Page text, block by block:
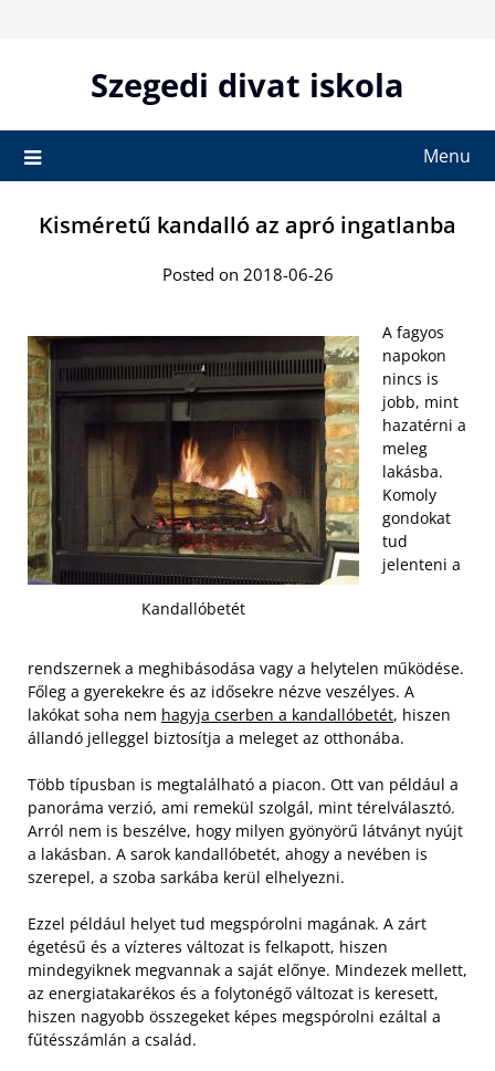
Szegedi divat iskola
Menu
Kisméretű kandalló az apró ingatlanba
Posted on 2018-06-26
Kandallóbetét
A fagyos
napokon
nincs is
jobb, mint
hazatérni a
meleg
lakásba.
Komoly
gondokat
tud
jelenteni a
rendszernek a meghibásodása vagy a helytelen működése.
Főleg a gyerekekre és az idősekre nézve veszélyes. A
lakókat soha nem hagyja cserben a kandallóbetét, hiszen
állandó jelleggel biztosítja a meleget az otthonába.
Több típusban is megtalálható a piacon. Ott van például a
panoráma verzió, ami remekül szolgál, mint térelválasztó.
Arról nem is beszélve, hogy milyen gyönyörű látványt nyújt
a lakásban. A sarok kandallóbetét, ahogy a nevében is
szerepel, a szoba sarkába kerül elhelyezni.
Ezzel például helyet tud megspórolni magának. A zárt
égetésű és a vízteres változat is felkapott, hiszen
mindegyiknek megvannak a saját előnye. Mindezek mellett,
az energiatakarékos és a folytonégő változat is keresett,
hiszen nagyobb összegeket képes megspórolni ezáltal a
fűtésszámlán a család.